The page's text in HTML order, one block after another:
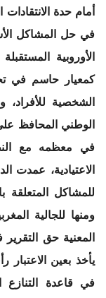
أمام حدة
في حل المشاكل
الأوروبية
كمعيار حاسم في
الشخصية
الوطني المحافظ
في معظمه مع
الاعتيادية، عمدت
للمشاكل المتعلقة
ومنها للجالية
المعنية حق
يأخذ بعين الاعتبار
في قاعدة التنازع